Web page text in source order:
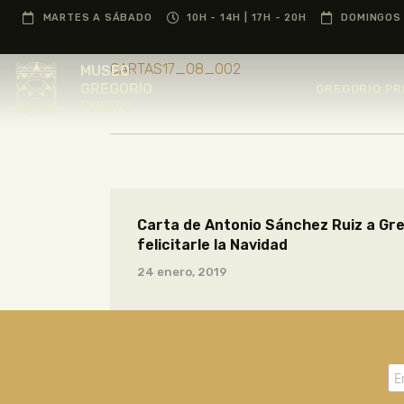
MARTES A SÁBADO 10H - 14H | 17H - 20H
MUSEOCARTAS17_08_002
Carta de Antonio Sánchez Ruiz a
felicitarle la Navidad
24 enero, 2019